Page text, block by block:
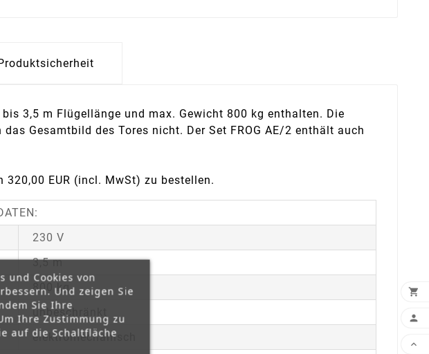
3,5 m Flügellänge und max. Gewicht 800 kg enthalten. Die
Gesamtbild des Tores nicht. Der Set FROG AE/2 enthält auch
EUR (incl. MwSt) zu bestellen.
230 V
3,5 m
800 kg
unbeschränkt
elektromechanisch
und Cookies von
Und zeigen Sie
Sie Ihre
Ihre Zustimmung zu
auf die Schaltfläche


